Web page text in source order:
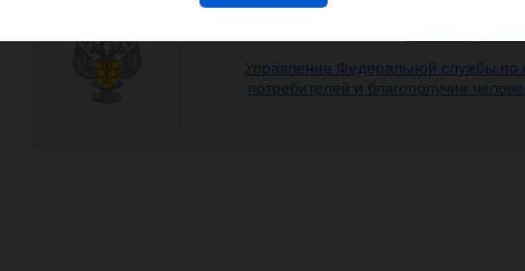
Федеральная служба по надзору в
Управление Федеральной службы
потребителей и благополучия